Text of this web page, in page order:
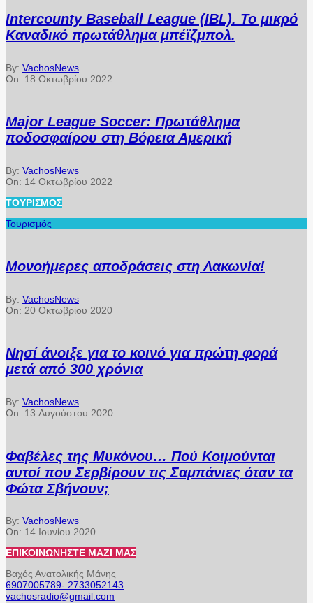
Intercounty Baseball League (IBL). Το μικρό
Καναδικό πρωτάθλημα μπέϊζμπολ.
By: VachosNews
On: 18 Οκτωβρίου 2022
Major League Soccer: Πρωτάθλημα
ποδοσφαίρου στη Βόρεια Αμερική
By: VachosNews
On: 14 Οκτωβρίου 2022
ΤΟΥΡΙΣΜΌΣ
Τουρισμός
Μονοήμερες αποδράσεις στη Λακωνία!
By: VachosNews
On: 20 Οκτωβρίου 2020
Νησί άνοιξε για το κοινό για πρώτη φορά
μετά από 300 χρόνια
By: VachosNews
On: 13 Αυγούστου 2020
Φαβέλες της Μυκόνου… Πού Κοιμούνται
αυτοί που Σερβίρουν τις Σαμπάνιες όταν τα
Φώτα Σβήνουν;
By: VachosNews
On: 14 Ιουνίου 2020
ΕΠΙΚΟΙΝΩΝΉΣΤΕ ΜΑΖΊ ΜΑΣ
Βαχός Ανατολικής Μάνης
6907005789- 2733052143
vachosradio@gmail.com